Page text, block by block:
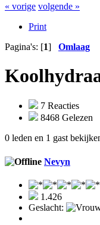
« vorige volgende »
Print
Pagina's: [1] Omlaag
7 Reacties
8468 Gelezen
0 leden en 1 gast
Nevyn
1.426
Geslacht: